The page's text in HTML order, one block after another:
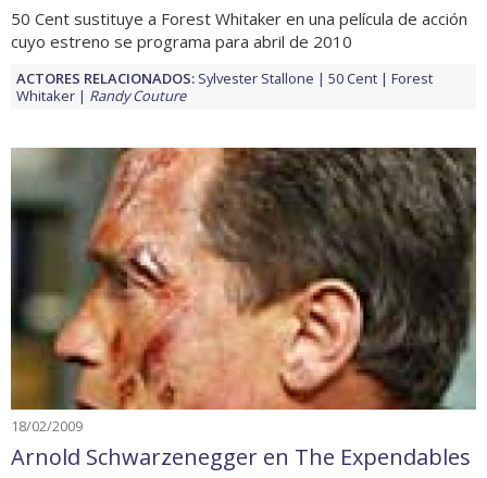
50 Cent sustituye a Forest Whitaker en una película de acción
cuyo estreno se programa para abril de 2010
ACTORES RELACIONADOS: Sylvester Stallone 50 Cent
Forest
Whitaker
Randy Couture
18/02/2009
Arnold Schwarzenegger en The Expendables